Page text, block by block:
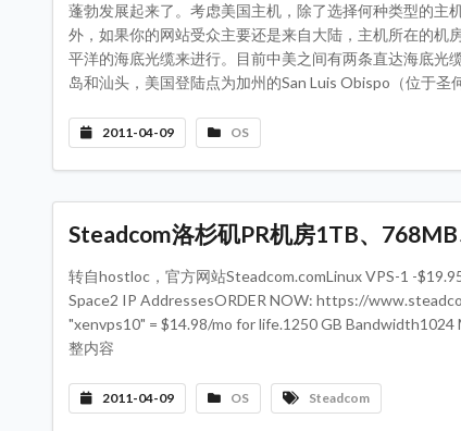
蓬勃发展起来了。考虑美国主机，除了选择何种类型的主
外，如果你的网站受众主要还是来自大陆，主机所在的机
平洋的海底光缆来进行。目前中美之间有两条直达海底光
岛和汕头，美国登陆点为加州的San Luis Obispo（位于
2011-04-09 OS
Steadcom洛杉矶PR机房1TB、
转自hostloc，官方网站Steadcom.comLinux VPS-1 -
Space2 IP AddressesORDER NOW: https://
"xenvps10" = $14.98/mo for life.1250 GB
整内容
2011-04-09 OS Steadcom